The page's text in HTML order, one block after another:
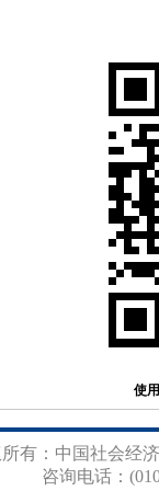
使
有：中国社会经
咨询电话：